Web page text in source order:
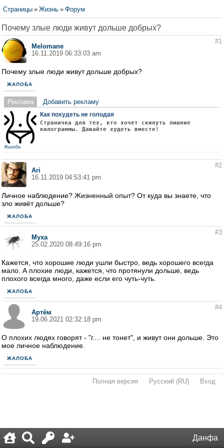
Данфа
Страницы » Жизнь » Форум
Почему злые люди живут дольше добрых?
Melomane
16.11.2019 06:33:03 am
#1
Почему злые люди живут дольше добрых?
ЖАЛОБА
Реклама Добавить рекламу
Как похудеть не голодая
Страничка для тех, кто хочет скинуть лишние
килограммы. Давайте худеть вместе!
Жалоба
Ari
16.11.2019 04:53:41 pm
#2
Личное наблюдение? Жизненный опыт? От куда вы знаете, что
зло живёт дольше?
ЖАЛОБА
Муха
25.02.2020 08:49:16 pm
#3
Кажется, что хорошие люди ушли быстро, ведь хорошего всегда
мало. А плохие люди, кажется, что протянули дольше, ведь
плохого всегда много, даже если его чуть-чуть.
ЖАЛОБА
Артём
19.06.2021 02:32:18 pm
#4
О плохих людях говорят - "г.... не тонет", и живут они дольше. Это
мое личное наблюдение.
ЖАЛОБА
Полная версия Русский (RU) Вход